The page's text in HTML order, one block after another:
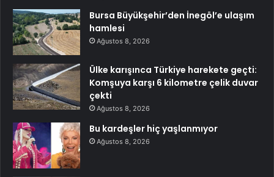
Bursa Büyükşehir’den İnegöl’e ulaşım
hamlesi
Ağustos 8, 2026
Ülke karışınca Türkiye harekete geçti:
Komşuya karşı 6 kilometre çelik duvar
çekti
Ağustos 8, 2026
Bu kardeşler hiç yaşlanmıyor
Ağustos 8, 2026